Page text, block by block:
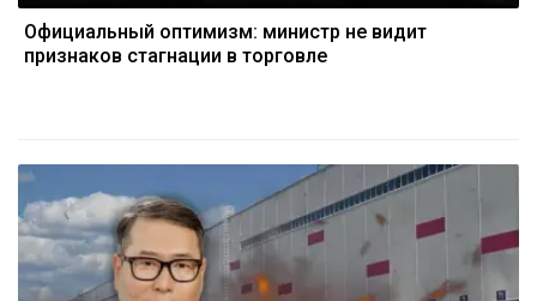
Официальный оптимизм: министр не видит
признаков стагнации в торговле